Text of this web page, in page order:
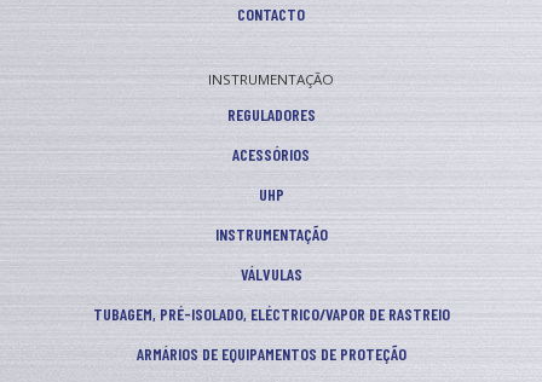
CONTACTO
INSTRUMENTAÇÃO
REGULADORES
ACESSÓRIOS
UHP
INSTRUMENTAÇÃO
VÁLVULAS
TUBAGEM, PRÉ-ISOLADO, ELÉCTRICO/VAPOR DE RASTREIO
ARMÁRIOS DE EQUIPAMENTOS DE PROTEÇÃO